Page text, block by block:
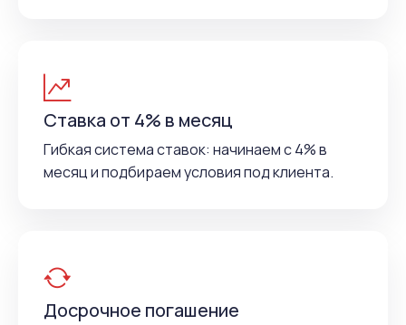
Ставка от 4% в месяц
Гибкая система ставок: начинаем с 4% в
месяц и подбираем условия под клиента.
Досрочное погашение